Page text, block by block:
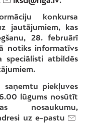
konkursa
jautājumiem, kas
28. februārī
notiks informatīvs
speciālisti atbildēs
piekļuves
lūgums nosūtīt
nosaukumu,
uz e-pastu